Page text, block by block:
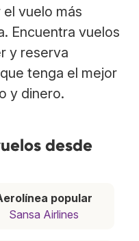
vuelo más
Encuentra vuelos
y reserva
tenga el mejor
y dinero.
desde
popular
Sansa Airlines